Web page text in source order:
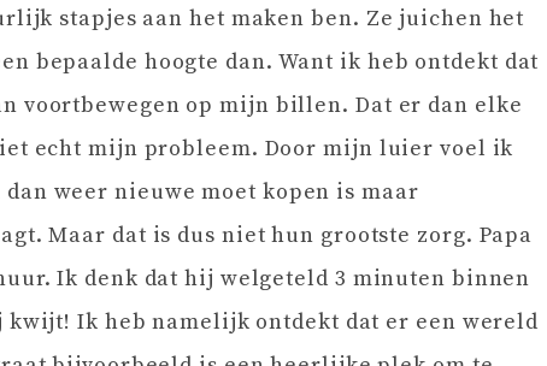
stapjes aan het maken ben. Ze juichen het
bepaalde hoogte dan. Want ik heb ontdekt dat
voortbewegen op mijn billen. Dat er dan elke
echt mijn probleem. Door mijn luier voel ik
weer nieuwe moet kopen is maar
Maar dat is dus niet hun grootste zorg. Papa
Ik denk dat hij welgeteld 3 minuten binnen
kwijt! Ik heb namelijk ontdekt dat er een wereld